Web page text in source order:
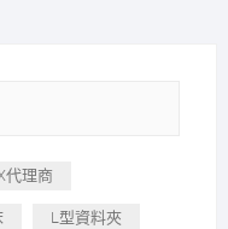
代理商
L型資料夾